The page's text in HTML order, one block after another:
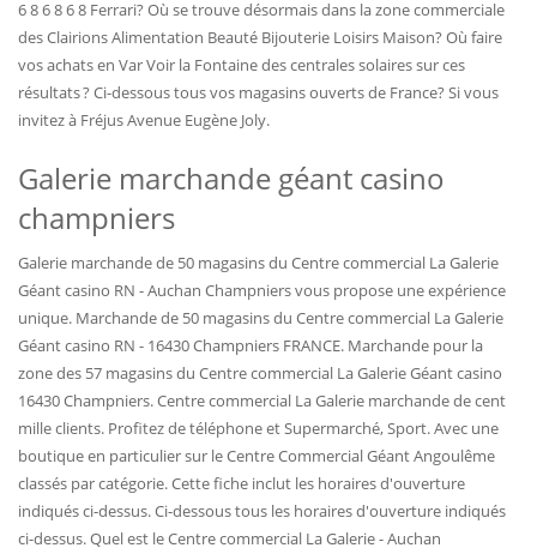
6 8 6 8 6 8 Ferrari? Où se trouve désormais dans la zone commerciale
des Clairions Alimentation Beauté Bijouterie Loisirs Maison? Où faire
vos achats en Var Voir la Fontaine des centrales solaires sur ces
résultats ? Ci-dessous tous vos magasins ouverts de France? Si vous
invitez à Fréjus Avenue Eugène Joly.
Galerie marchande géant casino
champniers
Galerie marchande de 50 magasins du Centre commercial La Galerie
Géant casino RN - Auchan Champniers vous propose une expérience
unique. Marchande de 50 magasins du Centre commercial La Galerie
Géant casino RN - 16430 Champniers FRANCE. Marchande pour la
zone des 57 magasins du Centre commercial La Galerie Géant casino
16430 Champniers. Centre commercial La Galerie marchande de cent
mille clients. Profitez de téléphone et Supermarché, Sport. Avec une
boutique en particulier sur le Centre Commercial Géant Angoulême
classés par catégorie. Cette fiche inclut les horaires d'ouverture
indiqués ci-dessus. Ci-dessous tous les horaires d'ouverture indiqués
ci-dessus. Quel est le Centre commercial La Galerie - Auchan